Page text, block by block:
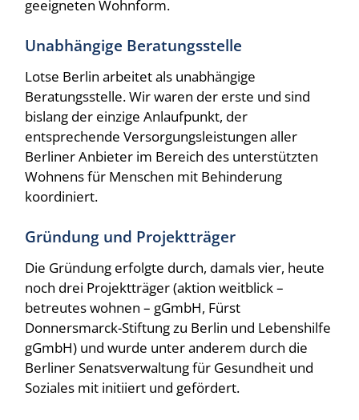
geeigneten Wohnform.
Unabhängige Beratungsstelle
Lotse Berlin arbeitet als unabhängige
Beratungsstelle. Wir waren der erste und sind
bislang der einzige Anlaufpunkt, der
entsprechende Versorgungsleistungen aller
Berliner Anbieter im Bereich des unterstützten
Wohnens für Menschen mit Behinderung
koordiniert.
Gründung und Projektträger
Die Gründung erfolgte durch, damals vier, heute
noch drei Projektträger (aktion weitblick –
betreutes wohnen – gGmbH, Fürst
Donnersmarck-Stiftung zu Berlin und Lebenshilfe
gGmbH) und wurde unter anderem durch die
Berliner Senatsverwaltung für Gesundheit und
Soziales mit initiiert und gefördert.